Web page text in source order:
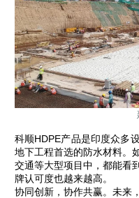
科顺HDPE产品是印度众多
地下工程首选的防水材料。
交通等大型项目中，都能看
牌认可度也越来越高。
协同创新，协作共赢。未来